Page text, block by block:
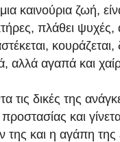
καινούρια ζωή,
πλάθει ψυχές,
κουράζεται,
αλλά αγαπά και
τις δικές της
και
της και η αγάπη της